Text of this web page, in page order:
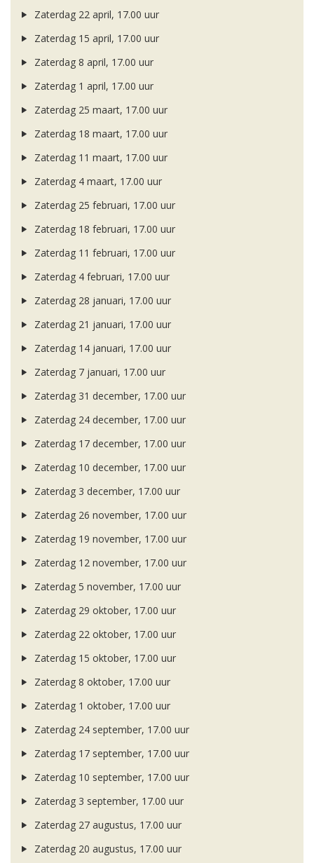
Zaterdag 22 april, 17.00 uur
Zaterdag 15 april, 17.00 uur
Zaterdag 8 april, 17.00 uur
Zaterdag 1 april, 17.00 uur
Zaterdag 25 maart, 17.00 uur
Zaterdag 18 maart, 17.00 uur
Zaterdag 11 maart, 17.00 uur
Zaterdag 4 maart, 17.00 uur
Zaterdag 25 februari, 17.00 uur
Zaterdag 18 februari, 17.00 uur
Zaterdag 11 februari, 17.00 uur
Zaterdag 4 februari, 17.00 uur
Zaterdag 28 januari, 17.00 uur
Zaterdag 21 januari, 17.00 uur
Zaterdag 14 januari, 17.00 uur
Zaterdag 7 januari, 17.00 uur
Zaterdag 31 december, 17.00 uur
Zaterdag 24 december, 17.00 uur
Zaterdag 17 december, 17.00 uur
Zaterdag 10 december, 17.00 uur
Zaterdag 3 december, 17.00 uur
Zaterdag 26 november, 17.00 uur
Zaterdag 19 november, 17.00 uur
Zaterdag 12 november, 17.00 uur
Zaterdag 5 november, 17.00 uur
Zaterdag 29 oktober, 17.00 uur
Zaterdag 22 oktober, 17.00 uur
Zaterdag 15 oktober, 17.00 uur
Zaterdag 8 oktober, 17.00 uur
Zaterdag 1 oktober, 17.00 uur
Zaterdag 24 september, 17.00 uur
Zaterdag 17 september, 17.00 uur
Zaterdag 10 september, 17.00 uur
Zaterdag 3 september, 17.00 uur
Zaterdag 27 augustus, 17.00 uur
Zaterdag 20 augustus, 17.00 uur